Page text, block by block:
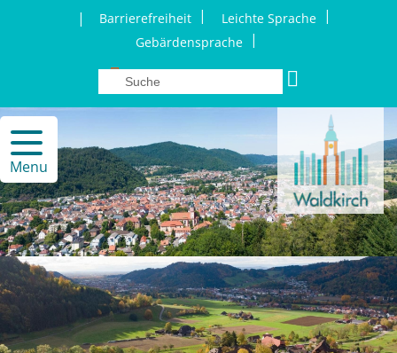
| Barrierefreiheit | Leichte Sprache |
Gebärdensprache |
Menu